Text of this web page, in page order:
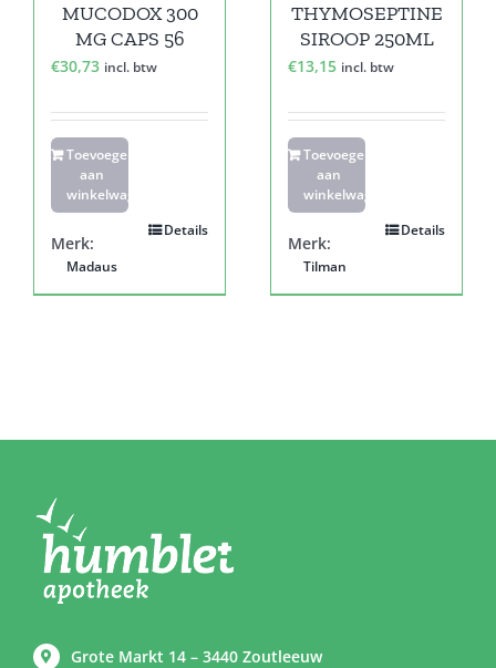
MUCODOX 300
MG CAPS 56
€30,73 incl. btw
Toevoegen
aan
winkelwagen
Details
Merk:
Madaus
THYMOSEPTINE
SIROOP 250ML
€13,15 incl. btw
Toevoegen
aan
winkelwagen
Details
Merk:
Tilman
Grote Markt 14 – 3440 Zoutleeuw